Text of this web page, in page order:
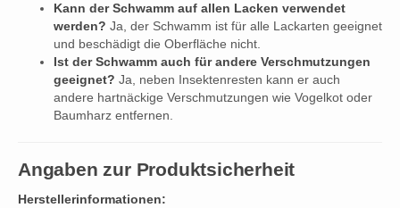
Kann der Schwamm auf allen Lacken verwendet
werden? Ja, der Schwamm ist für alle Lackarten geeignet
und beschädigt die Oberfläche nicht.
Ist der Schwamm auch für andere Verschmutzungen
geeignet? Ja, neben Insektenresten kann er auch
andere hartnäckige Verschmutzungen wie Vogelkot oder
Baumharz entfernen.
Angaben zur Produktsicherheit
Herstellerinformationen: